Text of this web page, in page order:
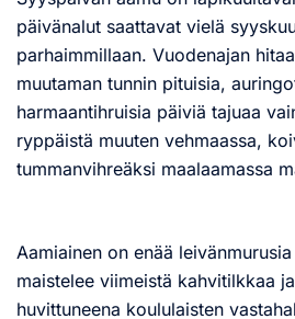
päivänalut saattavat vielä
parhaimmillaan. Vuodenajan
muutaman tunnin pituisia,
harmaantihruisia päiviä tajuaa
ryppäistä muuten vehmaassa,
tummanvihreäksi maalaamassa
Aamiainen on enää
maistelee viimeistä kahvitilkkaa
huvittuneena koululaisten